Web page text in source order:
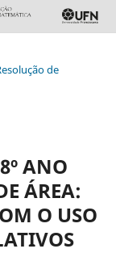
de
ANO
ÁREA:
O USO